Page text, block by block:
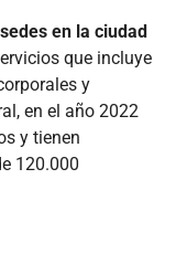
en la ciudad
que incluye
y
en el año 2022
y tienen
120.000